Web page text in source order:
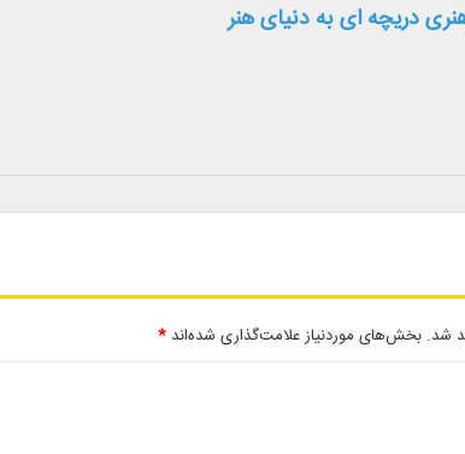
دریچه ای به دنیای هنر
شد. بخش‌های موردنیاز علامت‌گذاری شده‌اند *